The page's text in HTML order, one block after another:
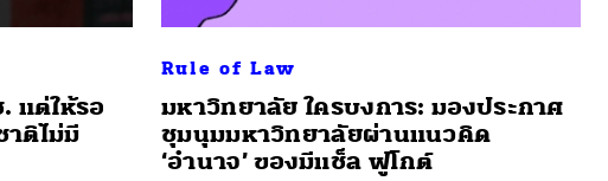
แต่ให้รอ
ติไม่มี
Rule of Law
มหาวิทยาลัย ใครบงการ: มองประกาศ
ชุมนุมมหาวิทยาลัยผ่านแนวคิด
‘อำนาจ’ ของมีแช็ล ฟูโกต์